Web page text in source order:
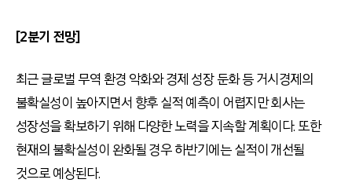
[2분기 전망]
최근 글로벌 무역 환경 악화와 경제 성장 둔화 등 거시경제의
불확실성이 높아지면서 향후 실적 예측이 어렵지만 회사는
성장성을 확보하기 위해 다양한 노력을 지속할 계획이다. 또한
현재의 불확실성이 완화될 경우 하반기에는 실적이 개선될
것으로 예상된다.